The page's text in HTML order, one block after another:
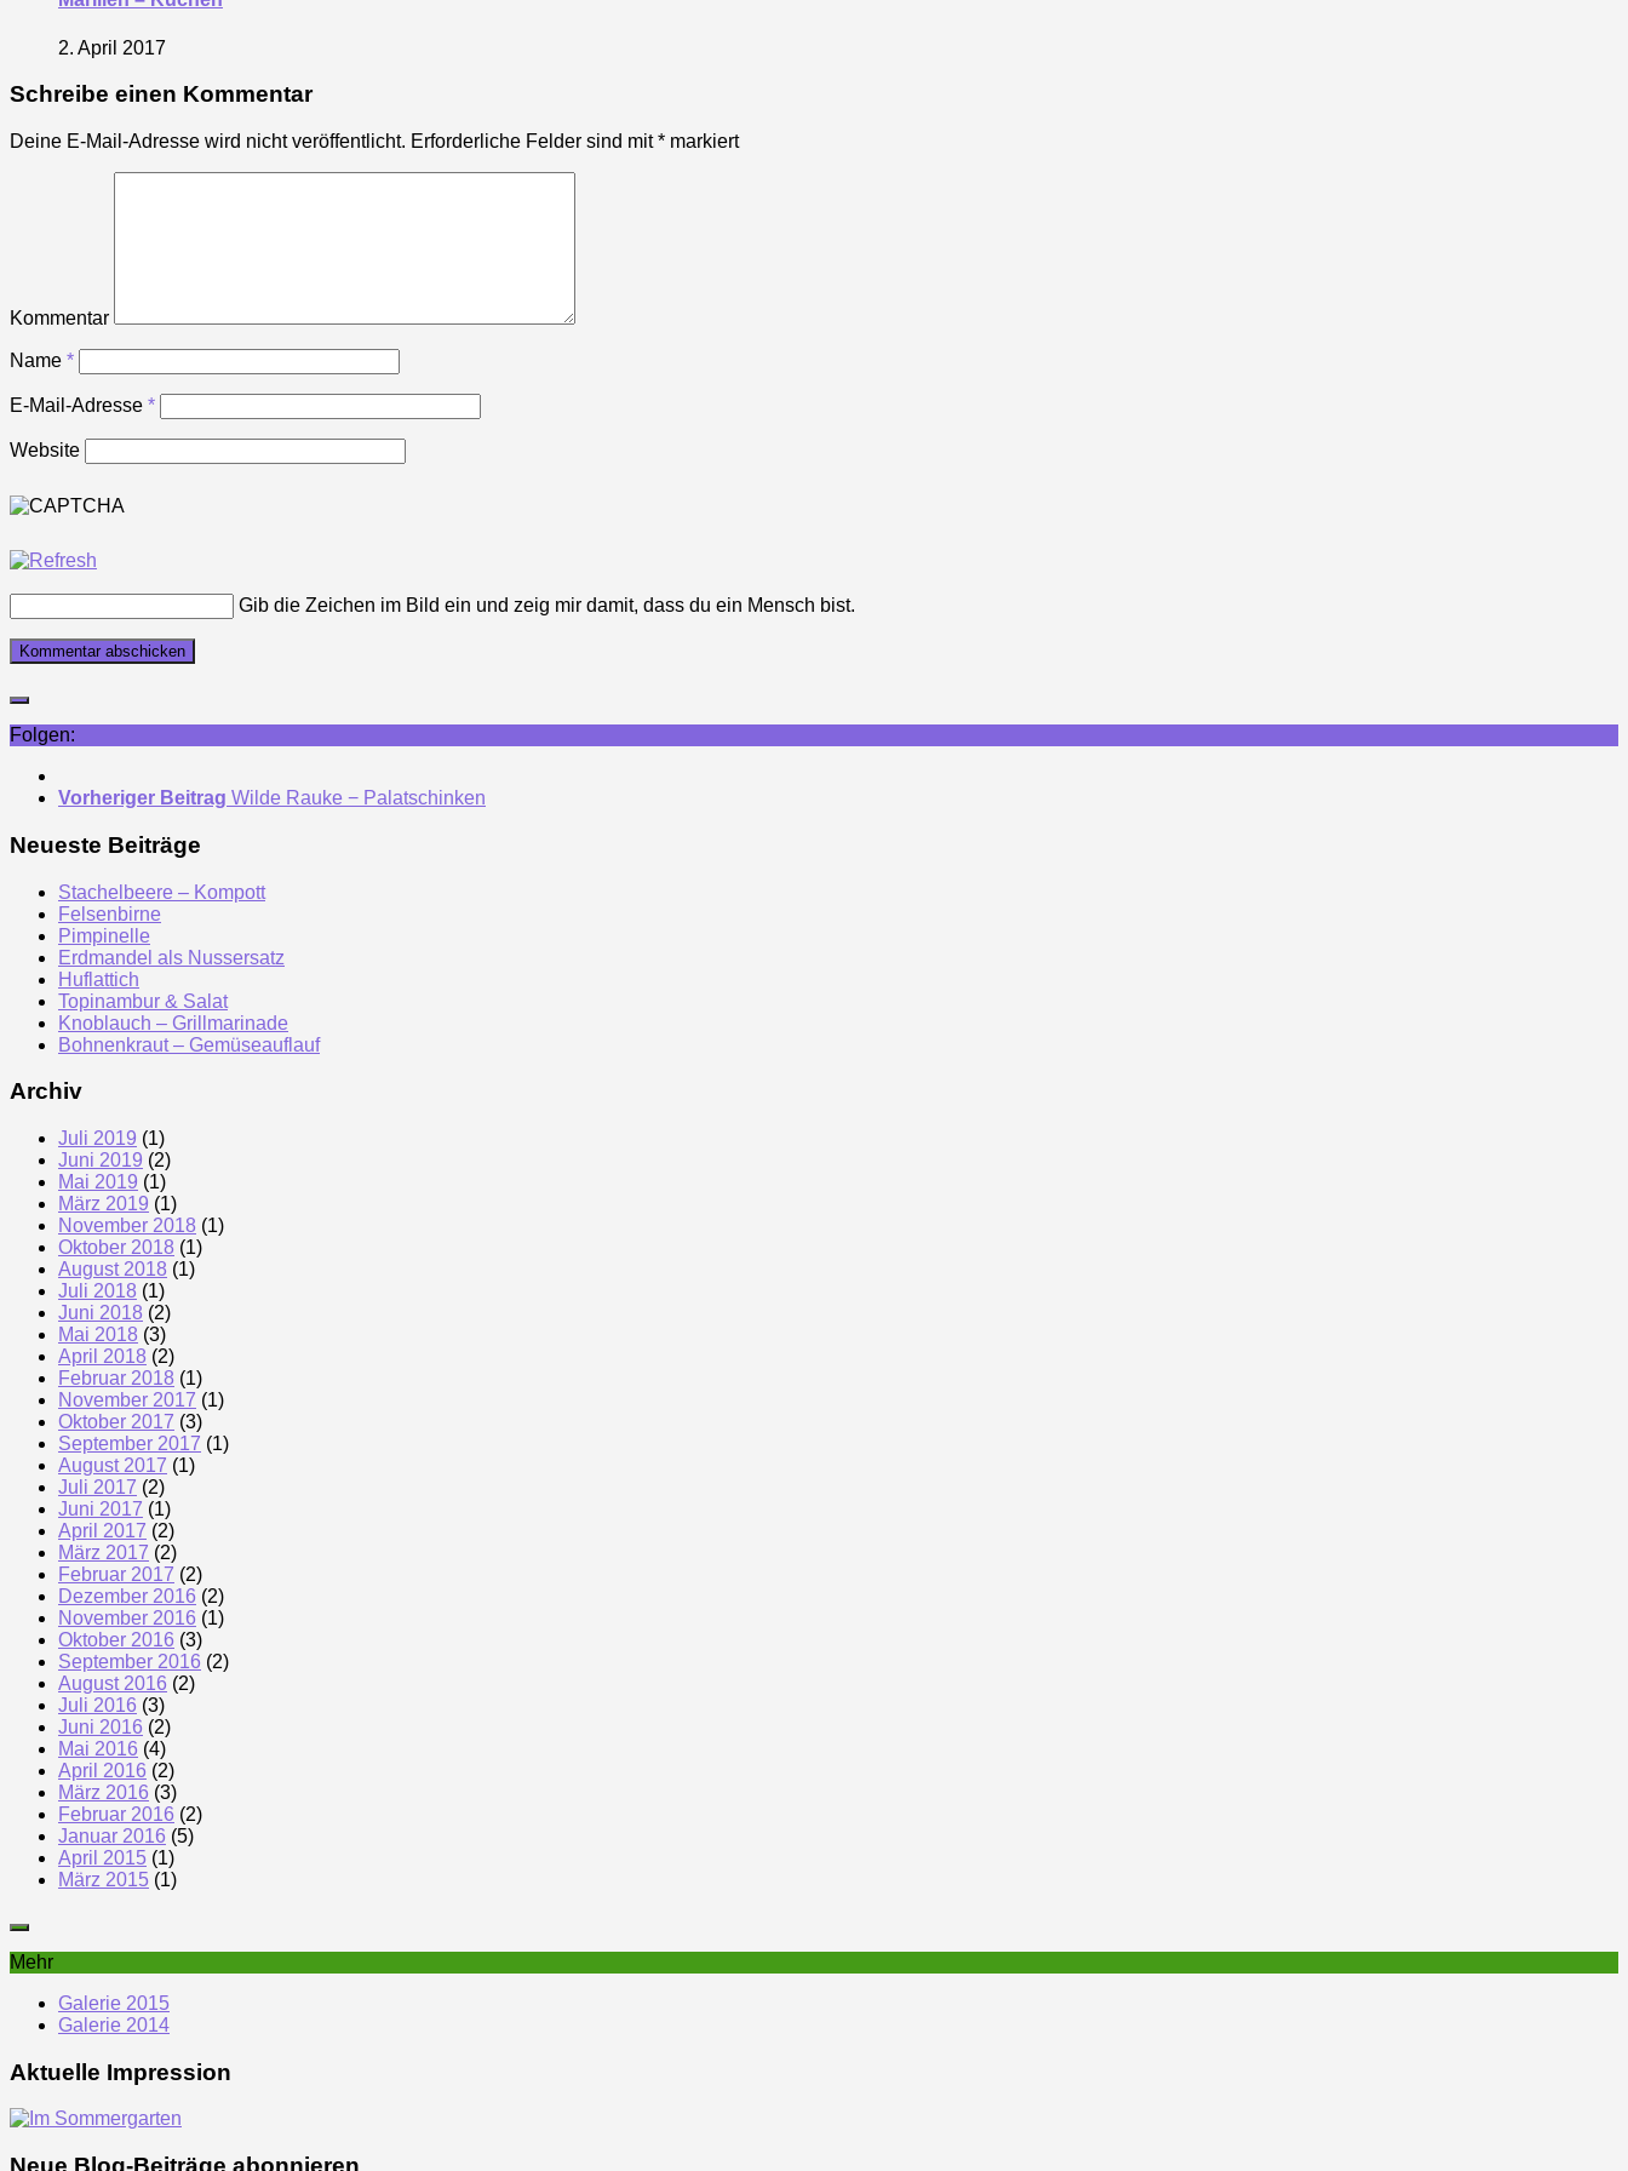
2. April 2017
Schreibe einen Kommentar
Deine E-Mail-Adresse wird nicht veröffentlicht. Erforderliche Felder sind mit* markiert
Kommentar
Name *
E-Mail-Adresse *
Website
Gib die Zeichen im Bild ein und zeig mir damit, dass du ein Mensch bist.
Folgen:
Vorheriger Beitrag Wilde Rauke − Palatschinken
Neueste Beiträge
Stachelbeere – Kompott
Felsenbirne
Pimpinelle
Erdmandel als Nussersatz
Huflattich
Topinambur & Salat
Knoblauch – Grillmarinade
Bohnenkraut – Gemüseauflauf
Archiv
Juli 2019 (1)
Juni 2019 (2)
Mai 2019 (1)
März 2019 (1)
November 2018 (1)
Oktober 2018 (1)
August 2018 (1)
Juli 2018 (1)
Juni 2018 (2)
Mai 2018 (3)
April 2018 (2)
Februar 2018 (1)
November 2017 (1)
Oktober 2017 (3)
September 2017 (1)
August 2017 (1)
Juli 2017 (2)
Juni 2017 (1)
April 2017 (2)
März 2017 (2)
Februar 2017 (2)
Dezember 2016 (2)
November 2016 (1)
Oktober 2016 (3)
September 2016 (2)
August 2016 (2)
Juli 2016 (3)
Juni 2016 (2)
Mai 2016 (4)
April 2016 (2)
März 2016 (3)
Februar 2016 (2)
Januar 2016 (5)
April 2015 (1)
März 2015 (1)
Mehr
Galerie 2015
Galerie 2014
Aktuelle Impression
Neue Blog-Beiträge abonnieren